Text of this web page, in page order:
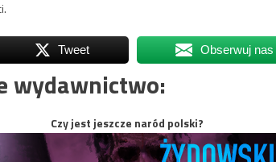
Tweet Obserwuj nas
wydawnictwo:
Czy jest jeszcze naród polski?